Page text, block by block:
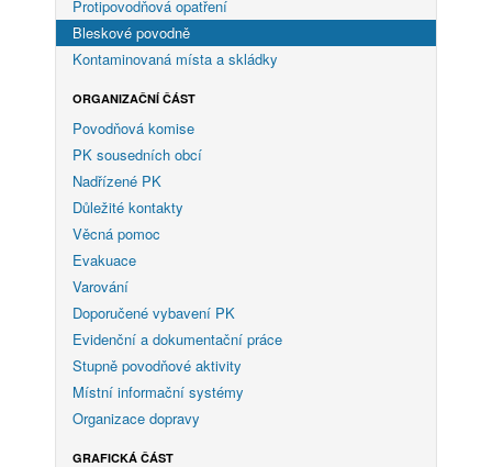
Protipovodňová opatření
Bleskové povodně
Kontaminovaná místa a skládky
ORGANIZAČNÍ ČÁST
Povodňová komise
PK sousedních obcí
Nadřízené PK
Důležité kontakty
Věcná pomoc
Evakuace
Varování
Doporučené vybavení PK
Evidenční a dokumentační práce
Stupně povodňové aktivity
Místní informační systémy
Organizace dopravy
GRAFICKÁ ČÁST